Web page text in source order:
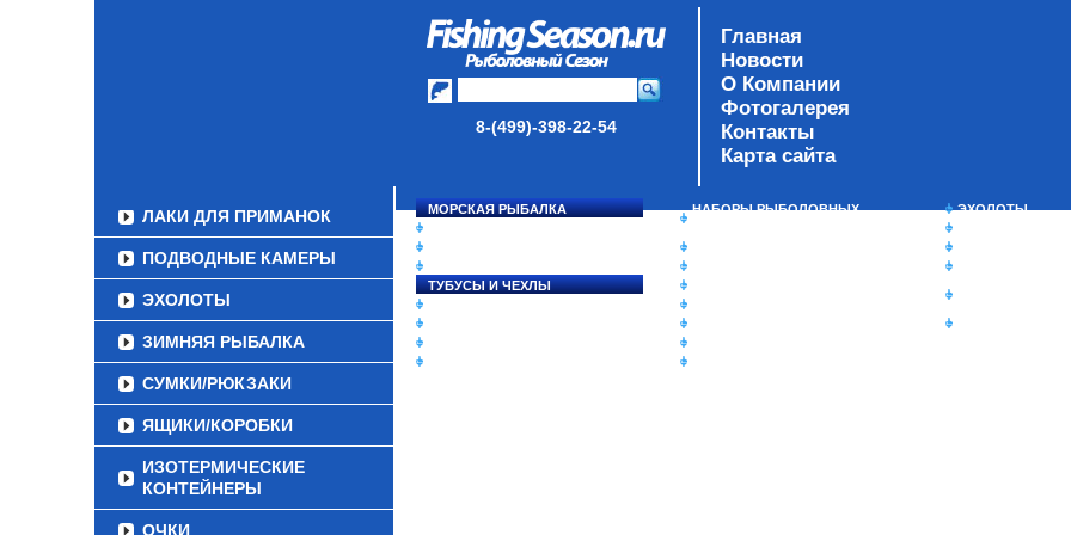
ЛАКИ ДЛЯ ПРИМАНОК
ПОДВОДНЫЕ КАМЕРЫ
ЭХОЛОТЫ
ЗИМНЯЯ РЫБАЛКА
СУМКИ/РЮКЗАКИ
ЯЩИКИ/КОРОБКИ
ИЗОТЕРМИЧЕСКИЕ
КОНТЕЙНЕРЫ
ОЧКИ
8-(499)-398-22-54
Главная
Новости
О Компании
Фотогалерея
Контакты
Карта сайта
МОРСКАЯ РЫБАЛКА
ТУБУСЫ И ЧЕХЛЫ
НАБОРЫ РЫБОЛОВНЫХ
ЭХОЛОТЫ